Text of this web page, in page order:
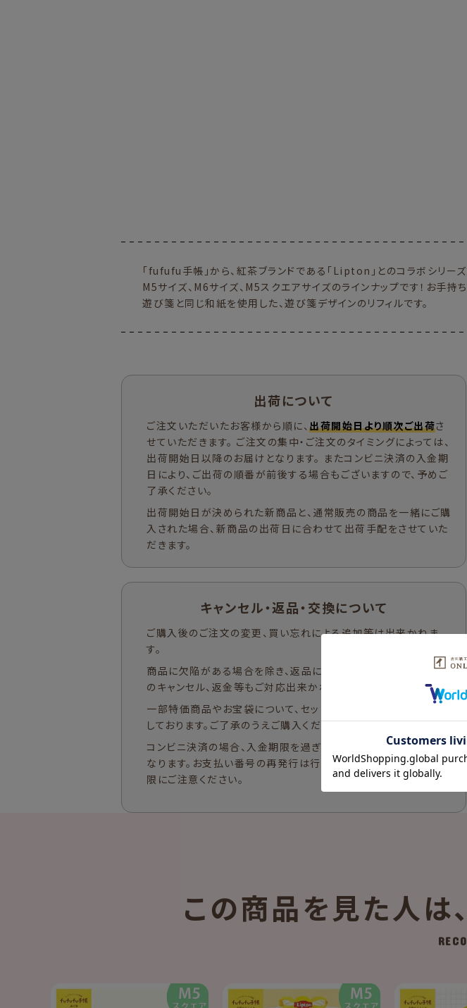
「fufufu手帳」から、紅茶ブランドである「Lipton」とのコラボシリーズ
M5サイズ、M6サイズ、M5スクエアサイズのラインナップです！お手持
遊び箋と同じ和紙を使用した、遊び箋デザインのリフィルです。
出荷について
ご注文いただいたお客様から順に、出荷開始日より順次ご出荷さ
せていただきます。 ご注文の集中・ご注文のタイミングによっては、
出荷開始日以降のお届けとなります。 またコンビニ決済の入金期
日により、ご出荷の順番が前後する場合もございますので、予めご
了承ください。
出荷開始日が決められた新商品と、通常販売の商品を一緒にご購
入された場合、新商品の出荷日に合わせて出荷手配をさせていた
だきます。
キャンセル・返品・交換について
ご購入後のご注文の変更、買い忘れによる追加等は出来かねま
す。
商品に欠陥がある場合を除き、返品には応じておりません。発送後
のキャンセル、返金等もご対応出来かねます。
一部特価商品やお宝袋について、セット内容の返品・交換はお断り
しております。ご了承のうえご購入ください。
コンビニ決済の場合、入金期限を過ぎるとご注文がキャンセルと
なります。お支払い番号の再発行は行っておりませんので、入金期
限にご注意ください。
この商品を見た人は、